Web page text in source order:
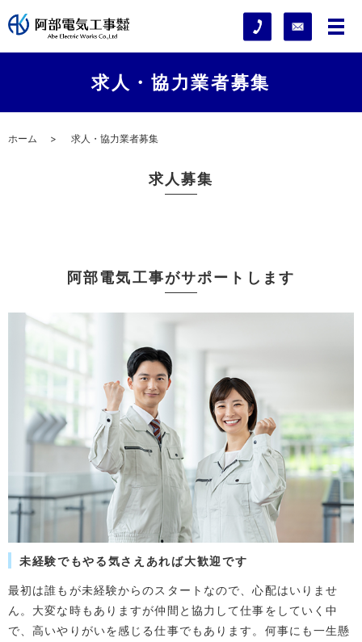
求人・協力業者募集
ホーム 求人・協力業者募集
求人募集
阿部電気工事がサポートします
未経験でもやる気さえあれば大歓迎です
最初は誰もが未経験からのスタートなので、心配はいりませ
ん。大変な時もありますが仲間と協力して仕事をしていく中
で、高いやりがいを感じる仕事でもあります。何事にも一生懸